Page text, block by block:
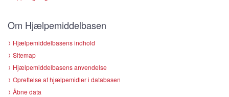
Om Hjælpemiddelbasen
Hjælpemiddelbasens indhold
Sitemap
Hjælpemiddelbasens anvendelse
Oprettelse af hjælpemidler i databasen
Åbne data